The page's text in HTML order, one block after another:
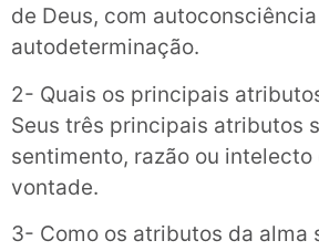
de Deus, com
autodeterminação.
2- Quais os principais
Seus três principais atributos
sentimento, razão ou intelecto
vontade.
3- Como os atributos da alma